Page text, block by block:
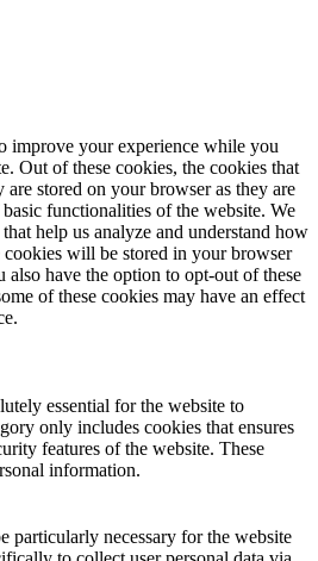
improve your experience while you
Out of these cookies, the cookies that
are stored on your browser as they are
functionalities of the website. We
help us analyze and understand how
cookies will be stored in your browser
have the option to opt-out of these
of these cookies may have an effect
essential for the website to
only includes cookies that ensures
features of the website. These
information.
particularly necessary for the website